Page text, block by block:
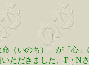
（いのち）」が「心
ただきました、T・N